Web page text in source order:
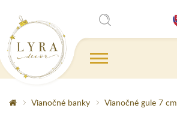
Vianočné banky Vianočné gule 7 cm